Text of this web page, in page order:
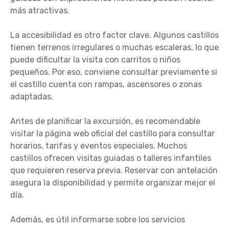
más atractivas.
La accesibilidad es otro factor clave. Algunos castillos
tienen terrenos irregulares o muchas escaleras, lo que
puede dificultar la visita con carritos o niños
pequeños. Por eso, conviene consultar previamente si
el castillo cuenta con rampas, ascensores o zonas
adaptadas.
Antes de planificar la excursión, es recomendable
visitar la página web oficial del castillo para consultar
horarios, tarifas y eventos especiales. Muchos
castillos ofrecen visitas guiadas o talleres infantiles
que requieren reserva previa. Reservar con antelación
asegura la disponibilidad y permite organizar mejor el
día.
Además, es útil informarse sobre los servicios